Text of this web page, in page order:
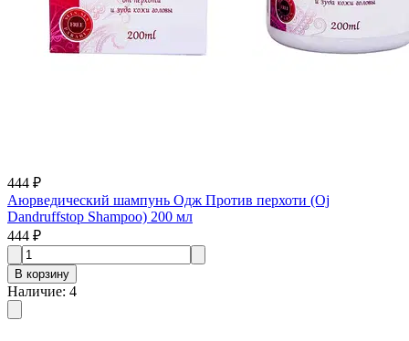
444 ₽
Аюрведический шампунь Одж Против перхоти (Oj
Dandruffstop Shampoo) 200 мл
444 ₽
В корзину
Наличие: 4